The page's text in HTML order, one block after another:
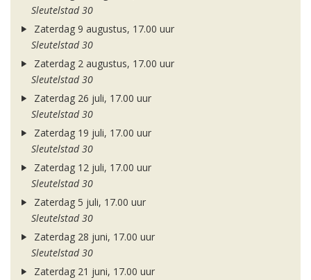
Sleutelstad 30
Zaterdag 9 augustus, 17.00 uur
Sleutelstad 30
Zaterdag 2 augustus, 17.00 uur
Sleutelstad 30
Zaterdag 26 juli, 17.00 uur
Sleutelstad 30
Zaterdag 19 juli, 17.00 uur
Sleutelstad 30
Zaterdag 12 juli, 17.00 uur
Sleutelstad 30
Zaterdag 5 juli, 17.00 uur
Sleutelstad 30
Zaterdag 28 juni, 17.00 uur
Sleutelstad 30
Zaterdag 21 juni, 17.00 uur